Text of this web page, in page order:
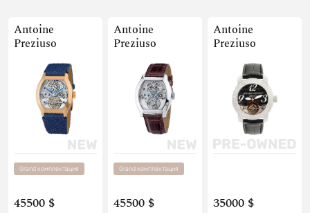
Antoine
Preziuso
Grand комплектация
45500 $
Antoine
Preziuso
Grand комплектация
45500 $
Antoine
Preziuso
35000 $